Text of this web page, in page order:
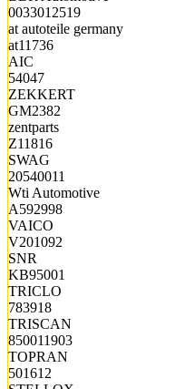
0033012519
at autoteile germany
at11736
AIC
54047
ZEKKERT
GM2382
zentparts
Z11816
SWAG
20540011
Wti Automotive
A592998
VAICO
V201092
SNR
KB95001
TRICLO
783918
TRISCAN
850011903
TOPRAN
501612